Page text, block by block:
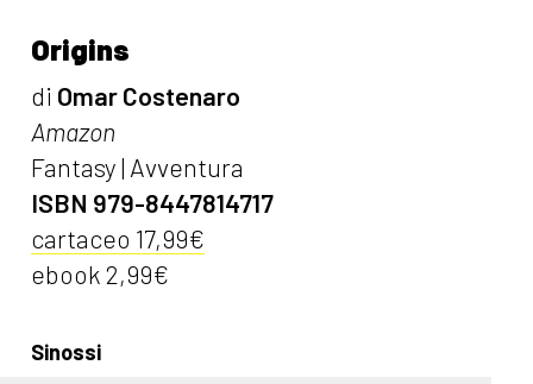
Origins
di Omar Costenaro
Amazon
Fantasy | Avventura
ISBN 979-8447814717
cartaceo 17,99€
ebook 2,99€
Sinossi